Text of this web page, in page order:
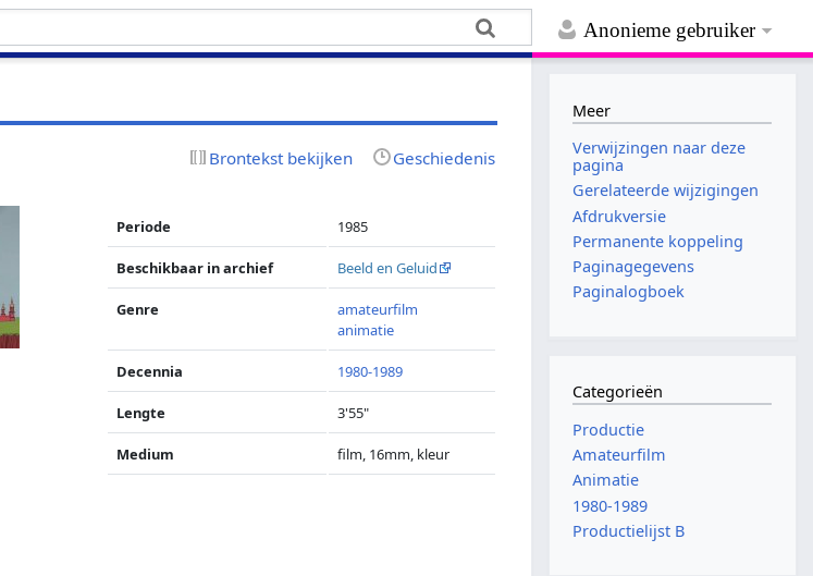
Anonieme gebruiker
Brontekst bekijken Geschiedenis
Periode 1985
Beschikbaar in archief Beeld en Geluid
Genre
amateurfilm
animatie
Decennia 1980-1989
Lengte 3'55"
Medium film, 16mm, kleur
Meer
Verwijzingen naar deze
pagina
Gerelateerde wijzigingen
Afdrukversie
Permanente koppeling
Paginagegevens
Paginalogboek
Categorieën
Productie
Amateurfilm
Animatie
1980-1989
Productielijst B